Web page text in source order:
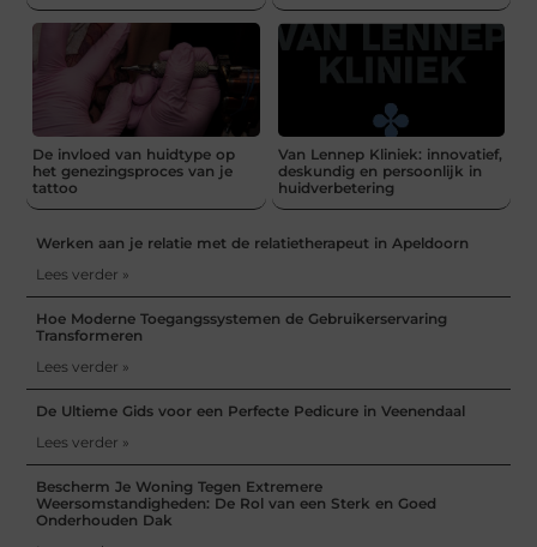
De invloed van huidtype op
het genezingsproces van je
tattoo
Van Lennep Kliniek: innovatief,
deskundig en persoonlijk in
huidverbetering
Werken aan je relatie met de relatietherapeut in Apeldoorn
Lees verder »
Hoe Moderne Toegangssystemen de Gebruikerservaring
Transformeren
Lees verder »
De Ultieme Gids voor een Perfecte Pedicure in Veenendaal
Lees verder »
Bescherm Je Woning Tegen Extremere
Weersomstandigheden: De Rol van een Sterk en Goed
Onderhouden Dak